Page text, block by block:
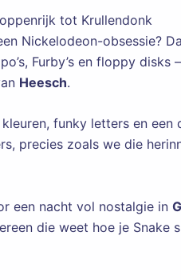
tot Krullendonk
Nickelodeon-obsessie?
Furby’s en floppy
Heesch.
funky letters en
precies zoals we die
een nacht vol nostalgie in
die weet hoe je Snake